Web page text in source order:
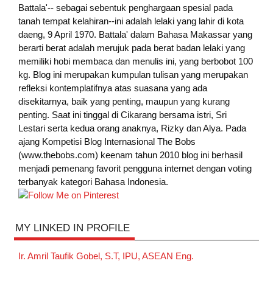
Battala'-- sebagai sebentuk penghargaan spesial pada
tanah tempat kelahiran--ini adalah lelaki yang lahir di kota
daeng, 9 April 1970. Battala' dalam Bahasa Makassar yang
berarti berat adalah merujuk pada berat badan lelaki yang
memiliki hobi membaca dan menulis ini, yang berbobot 100
kg. Blog ini merupakan kumpulan tulisan yang merupakan
refleksi kontemplatifnya atas suasana yang ada
disekitarnya, baik yang penting, maupun yang kurang
penting. Saat ini tinggal di Cikarang bersama istri, Sri
Lestari serta kedua orang anaknya, Rizky dan Alya. Pada
ajang Kompetisi Blog Internasional The Bobs
(www.thebobs.com) keenam tahun 2010 blog ini berhasil
menjadi pemenang favorit pengguna internet dengan voting
terbanyak kategori Bahasa Indonesia.
MY LINKED IN PROFILE
Ir. Amril Taufik Gobel, S.T, IPU, ASEAN Eng.